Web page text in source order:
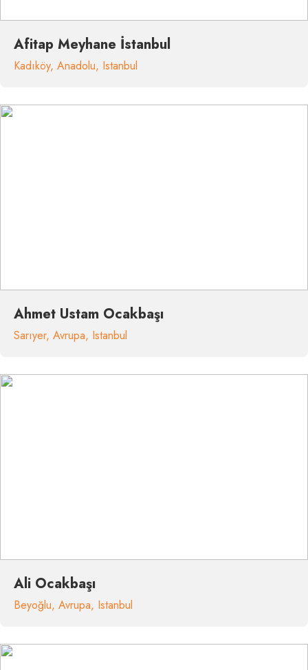
Afitap Meyhane İstanbul
Kadıköy, Anadolu, Istanbul
Ahmet Ustam Ocakbaşı
Sarıyer, Avrupa, Istanbul
Ali Ocakbaşı
Beyoğlu, Avrupa, Istanbul